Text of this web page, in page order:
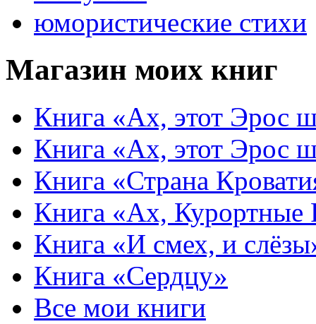
юмористические стихи
Магазин моих книг
Книга «Ах, этот Эрос
Книга «Ах, этот Эрос
Книга «Страна
Книга «Ах,
Книга «И смех, и
Книга «Сердцу»
Все мои книги